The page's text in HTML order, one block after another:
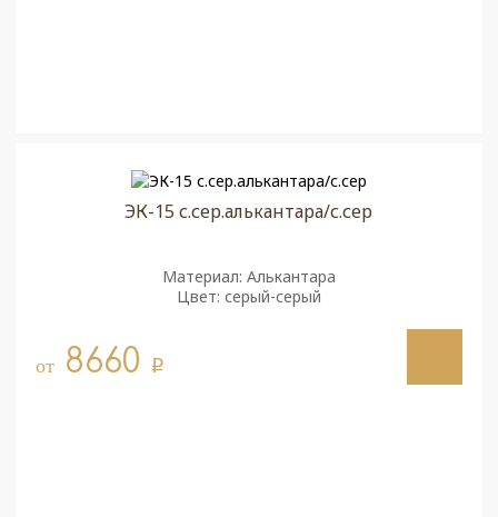
ЭК-15 с.сер.алькантара/с.сер
Материал: Алькантара
Цвет: серый-серый
от8660 q